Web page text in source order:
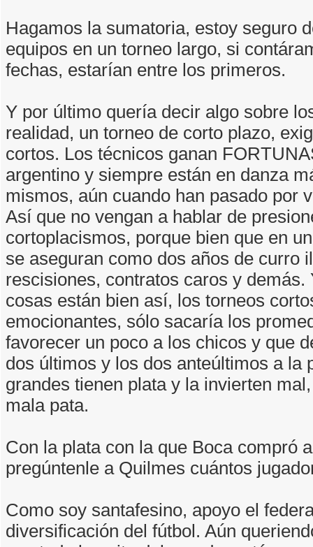
Hagamos la sumatoria, estoy seguro
equipos en un torneo largo, si
fechas, estarían entre los primeros.
Y por último quería decir algo sobre
realidad, un torneo de corto plazo,
cortos. Los técnicos ganan
argentino y siempre están en danza
mismos, aún cuando han pasado por
Así que no vengan a hablar de
cortoplacismos, porque bien que en
se aseguran como dos años de curro
rescisiones, contratos caros y demás.
cosas están bien así, los torneos
emocionantes, sólo sacaría los
favorecer un poco a los chicos y que
dos últimos y los dos anteúltimos a la
grandes tienen plata y la invierten
mala pata.
Con la plata con la que Boca compró
pregúntenle a Quilmes cuántos
Como soy santafesino, apoyo el
diversificación del fútbol. Aún